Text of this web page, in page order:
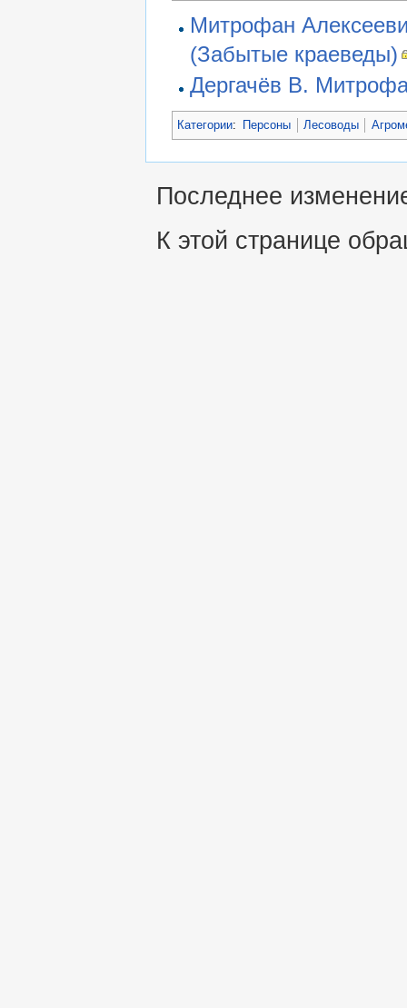
Митрофан
(Забытые краеведы)
Дергачёв В.
Категории: Персоны Лесоводы
Последнее
К этой странице